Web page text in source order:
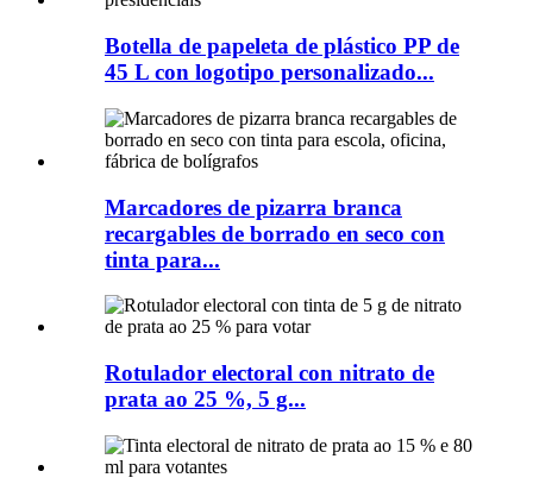
Botella de papeleta de plástico PP de
45 L con logotipo personalizado...
Marcadores de pizarra branca
recargables de borrado en seco con
tinta para...
Rotulador electoral con nitrato de
prata ao 25 ​​%, 5 g...